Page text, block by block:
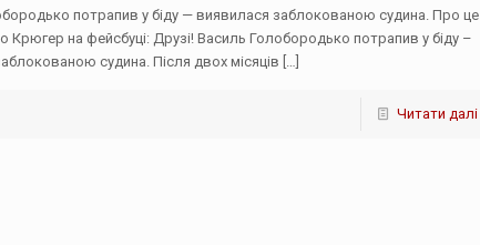
потрапив у біду — виявилася заблокованою судина. Про це
Крюгер на фейсбуці: Друзі! Василь Голобородько потрапив у біду –
судина. Після двох місяців […]
Читати далі